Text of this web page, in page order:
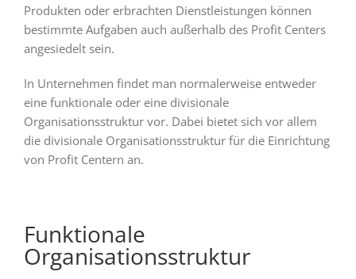
Produkten oder erbrachten Dienstleistungen können
bestimmte Aufgaben auch außerhalb des Profit Centers
angesiedelt sein.
In Unternehmen findet man normalerweise entweder
eine funktionale oder eine divisionale
Organisationsstruktur vor. Dabei bietet sich vor allem
die divisionale Organisationsstruktur für die Einrichtung
von Profit Centern an.
Funktionale
Organisationsstruktur